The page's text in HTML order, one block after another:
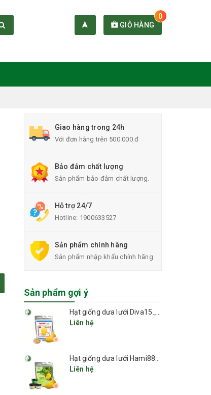
GIỎ HÀNG
0
Giao hàng trong 24h
Với đơn hàng trên 500.000 đ
Bảo đảm chất lượng
Sản phẩm bảo đảm chất lượng.
Hỗ trợ 24/7
Hotline: 1900633527
Sản phẩm chính hãng
Sản phẩm nhập khẩu chính hãng
Sản phẩm gợi ý
Liên hệ
Liên hệ